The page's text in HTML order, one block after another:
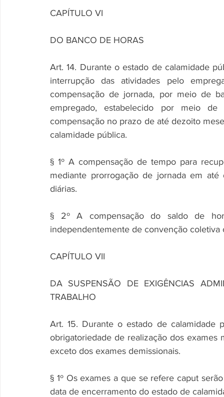
CAPÍTULO VI
DO BANCO DE HORAS
Art. 14. Durante o estado de calamidade
interrupção das atividades pelo
compensação de jornada, por meio de
empregado, estabelecido por meio
compensação no prazo de até dezoito
calamidade pública.
§ 1º A compensação de tempo para
mediante prorrogação de jornada em
diárias.
§ 2º A compensação do saldo de
independentemente de convenção
CAPÍTULO VII
DA SUSPENSÃO DE EXIGÊNCIAS
TRABALHO
Art. 15. Durante o estado de calamidade
obrigatoriedade de realização dos exames
exceto dos exames demissionais.
§ 1º Os exames a que se refere caput
data de encerramento do estado de